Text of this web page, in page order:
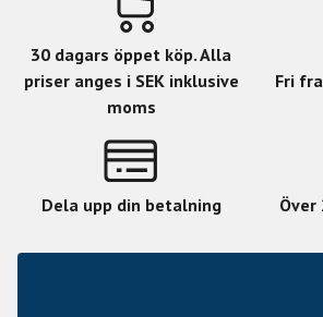
“We hope our unique and patented
you a step closer to finding the
'sound in your head'.“
30 dagars öppet köp. Alla
priser anges i SEK inklusive
moms
Fri
Dela upp din betalning